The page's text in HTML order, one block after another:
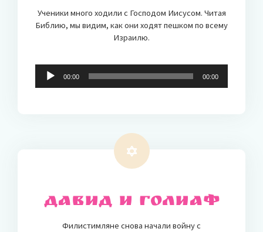
Ученики много ходили с Господом Иисусом. Читая
Библию, мы видим, как они ходят пешком по всему
Израилю.
Audio-
Player
00:00 00:00
Давид и Голиаф
Филистимляне снова начали войну с